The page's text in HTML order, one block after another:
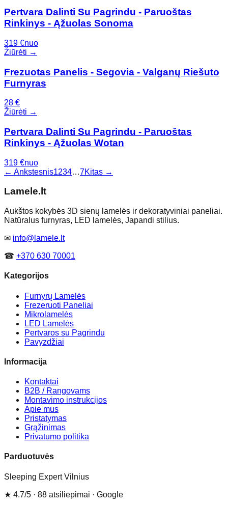
Pertvara Dalinti Su Pagrindu - Paruoštas
Rinkinys - Ąžuolas Sonoma
319 €nuo
Žiūrėti →
Frezuotas Panelis - Segovia - Valganų Riešuto
Furnyras
28 €
Žiūrėti →
Pertvara Dalinti Su Pagrindu - Paruoštas
Rinkinys - Ąžuolas Wotan
319 €nuo
← Ankstesnis1234…7Kitas →
Lamele.lt
Aukštos kokybės 3D sienų lamelės ir dekoratyviniai paneliai.
Natūralus furnyras, LED lamelės, Japandi stilius.
✉ info@lamele.lt
☎ +370 630 70001
Kategorijos
Furnyrų Lamelės
Frezeruoti Paneliai
Mikrolamelės
LED Lamelės
Pertvaros su Pagrindu
Pavyzdžiai
Informacija
Kontaktai
B2B / Rangovams
Montavimo instrukcijos
Apie mus
Pristatymas
Grąžinimas
Privatumo politika
Parduotuvės
Sleeping Expert Vilnius
★ 4.7/5 · 88 atsiliepimai · Google